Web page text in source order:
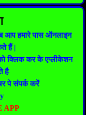
आप हमारे पास ऑनलाइन
हैं |
क्लिक कर के एप्लीकेशन
है
पे संपर्क करें
APP